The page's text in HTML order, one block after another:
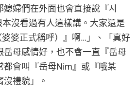
婦們在外面也會直接說『시
沒看過有人這樣講。大家還是
婆婆正式稱呼）』啊…」、「真好
岳母感情好，也不會一直『岳母
都會叫『岳母Nim』或『哦某
禮貌」。